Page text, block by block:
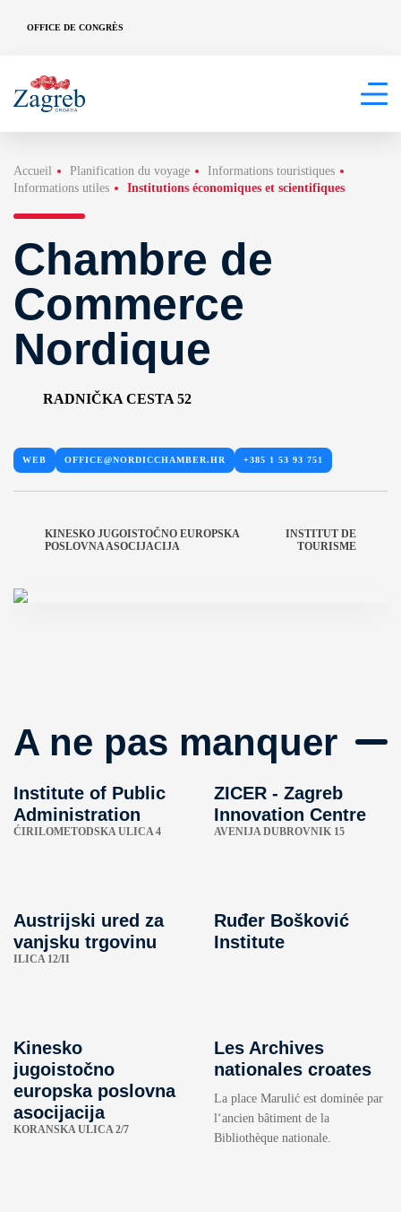
OFFICE DE CONGRÈS
Accueil Planification du voyage
Informations touristiques
Informations utiles
Institutions économiques et scientifiques
Chambre de
Commerce
Nordique
RADNIČKA CESTA 52
WEB OFFICE@NORDICCHAMBER.HR +385 1 53 93 751
KINESKO JUGOISTOČNO EUROPSKA
POSLOVNA ASOCIJACIJA
INSTITUT DE
TOURISME
A ne pas manquer
Institute of Public
Administration
ĆIRILOMETODSKA ULICA 4
ZICER - Zagreb
Innovation Centre
AVENIJA DUBROVNIK 15
Austrijski ured za
vanjsku trgovinu
ILICA 12/II
Ruđer Bošković
Institute
Kinesko
jugoistočno
europska poslovna
asocijacija
KORANSKA ULICA 2/7
Les Archives
nationales croates
La place Marulić est dominée par
l‘ancien bâtiment de la
Bibliothèque nationale.